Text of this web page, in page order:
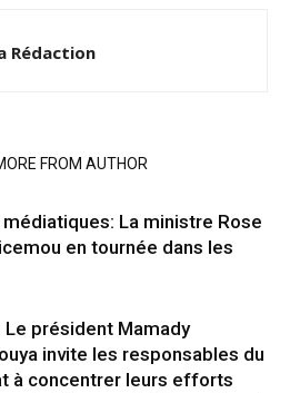
Rédaction
FROM AUTHOR
La ministre Rose
en tournée dans les
Le président Mamady
invite les responsables du
à concentrer leurs efforts